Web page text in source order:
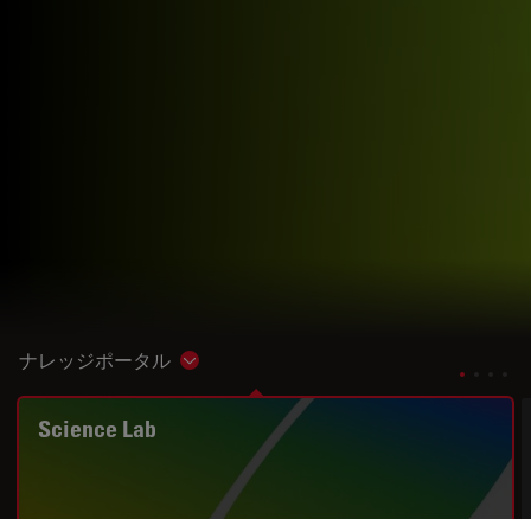
ナレッジポータル Show subnavigation
Science Lab